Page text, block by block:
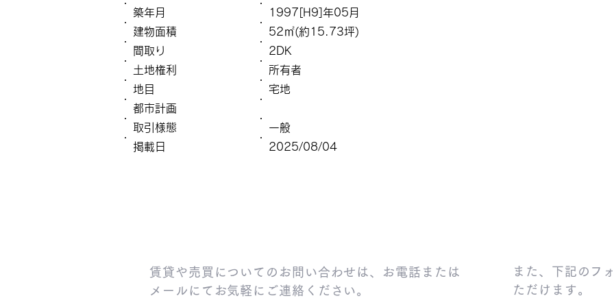
築年月
1997[H9]年05月
建物面積
52㎡(約15.73坪)
間取り
2DK
土地権利
所有者
地目
宅地
都市計画
取引様態
一般
掲載日
2025/08/04
賃貸や売買についてのお問い合わせは、お電話または
メールにてお気軽にご連絡ください。
また、下記のフ
ただけます。